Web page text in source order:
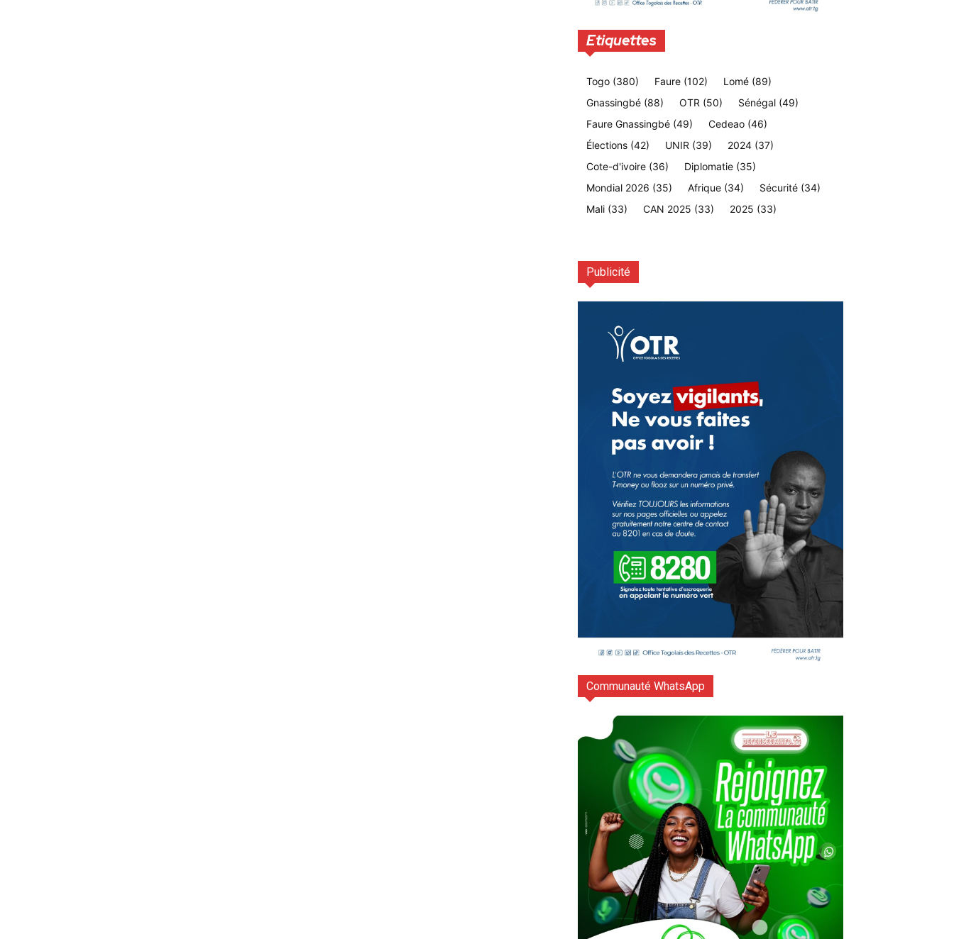
Etiquettes
Togo (380) Faure (102) Lomé (89)
Gnassingbé (88) OTR (50) Sénégal (49)
Faure Gnassingbé (49) Cedeao (46)
Élections (42) UNIR (39) 2024 (37)
Cote-d'ivoire (36) Diplomatie (35)
Mondial 2026 (35) Afrique (34) Sécurité (34)
Mali (33) CAN 2025 (33) 2025 (33)
Publicité
Communauté WhatsApp